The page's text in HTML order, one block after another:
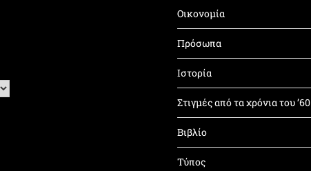
Οικονομία
Πρόσωπα
Ιστορία
Στιγμές από τα χρόνια του ’60
Βιβλίο
Τύπος